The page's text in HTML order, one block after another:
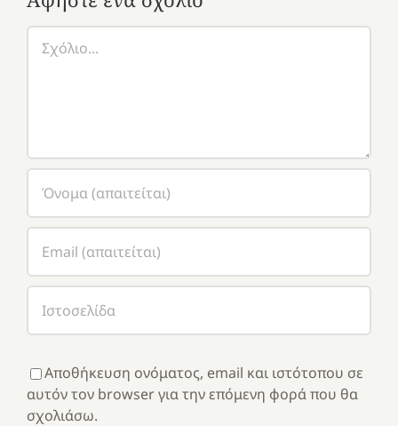
Αποθήκευση ονόματος, email και ιστότοπου σε
αυτόν τον browser για την επόμενη φορά που θα
σχολιάσω.